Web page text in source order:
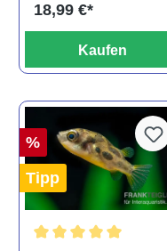
18,99 €*
Kaufen
%
Tipp